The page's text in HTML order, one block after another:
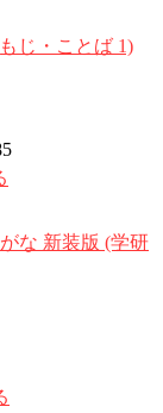
じ・ことば 1)
な 新装版 (学研